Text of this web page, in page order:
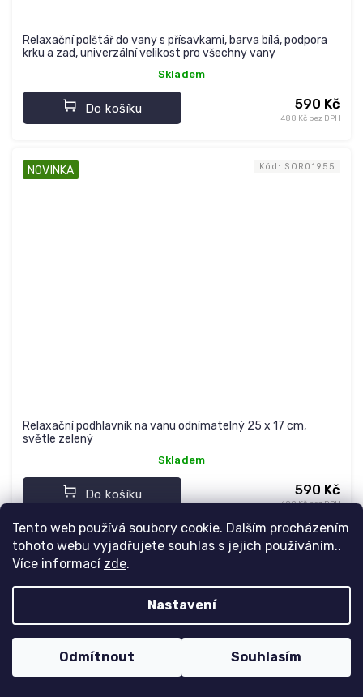
Tento web používá soubory cookie. Dalším procházením
tohoto webu vyjadřujete souhlas s jejich používáním..
Více informací zde.
Nastavení
Odmítnout Souhlasím
Relaxační polštář do vany s přísavkami, barva bílá, podpora
krku a zad, univerzální velikost pro všechny vany
Skladem
488 Kč bez DPH
590 Kč
Do košíku
NOVINKA
Relaxační podhlavník na vanu odnímatelný 25 x 17 cm,
světle zelený
Skladem
488 Kč bez DPH
590 Kč
Do košíku
Kód: SOR01955